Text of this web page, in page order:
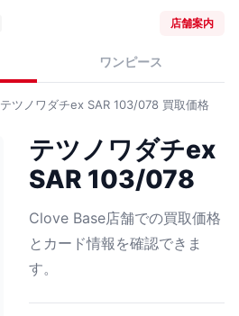
店舗案内
ワンピース
テツノワダチex SAR 103/078 買取価格
テツノワダチex
SAR 103/078
Clove Base店舗での買取価格
とカード情報を確認できま
す。